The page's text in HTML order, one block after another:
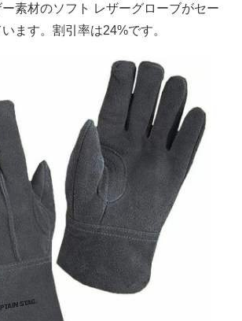
素材のソフト レザーグローブがセー
ます。割引率は24%です。